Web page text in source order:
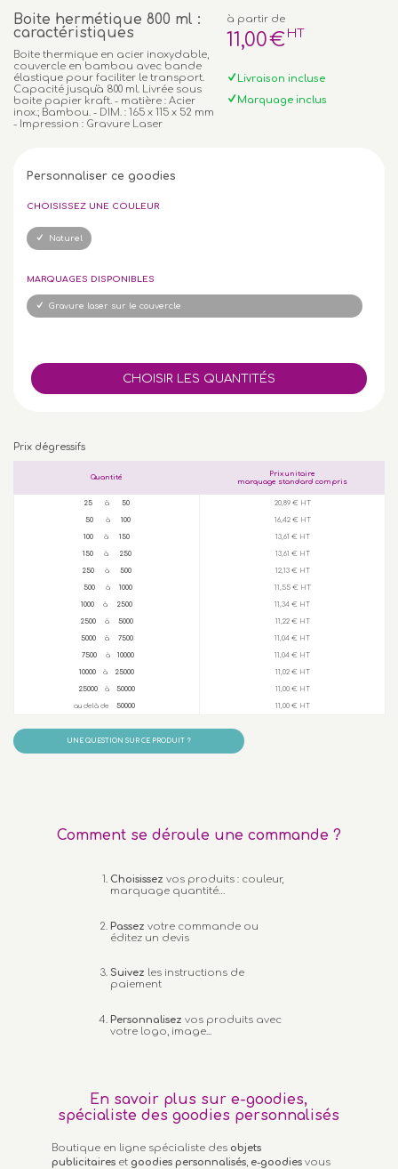
Boite hermétique 800 ml :
caractéristiques
Boite thermique en acier inoxydable,
couvercle en bambou avec bande
élastique pour faciliter le transport.
Capacité jusqu'à 800 ml. Livrée sous
boite papier kraft. - matière : Acier
inox.; Bambou. - DIM. : 165 x 115 x 52 mm
- Impression : Gravure Laser
à partir de
11,00€ HT
Livraison incluse
Marquage inclus
Personnaliser ce goodies
CHOISISSEZ UNE COULEUR
Naturel
MARQUAGES DISPONIBLES
Gravure laser sur le couvercle
Prix dégressifs
Quantité
Prix unitaire
marquage standard compris
25 à 50 20,89 € HT
50à 100 16,42 € HT
100 à 150 13,61 € HT
150à 250 13,61 € HT
250 à 500 12,13 € HT
500à 1000 11,55 € HT
1000 à 2500 11,34 € HT
2500 à 5000 11,22 € HT
5000à 7500 11,04 € HT
7500à 10000 11,04 € HT
10000 à 25000 11,02 € HT
25000 à 50000 11,00 € HT
au delà de 50000 11,00 € HT
UNE QUESTION SUR CE PRODUIT ?
Comment se déroule une commande ?
Choisissez vos produits : couleur,
marquage quantité…
Passez votre commande ou
éditez un devis
Suivez les instructions de
paiement
Personnalisez vos produits avec
votre logo, image...
En savoir plus sur e-goodies,
spécialiste des goodies personnalisés
Boutique en ligne spécialiste des objets
publicitaires et goodies personnalisés, e-goodies vous